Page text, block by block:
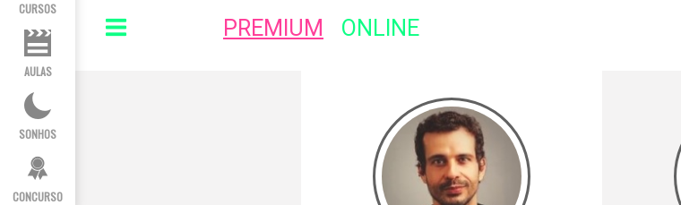
CURSOS
AULAS
SONHOS
CONCURSO
PREMIUM ONLINE